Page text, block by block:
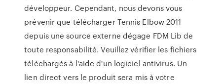
développeur. Cependant, nous devons vous
prévenir que télécharger Tennis Elbow 2011
depuis une source externe dégage FDM Lib de
toute responsabilité. Veuillez vérifier les fichiers
téléchargés à l'aide d'un logiciel antivirus. Un
lien direct vers le produit sera mis à votre